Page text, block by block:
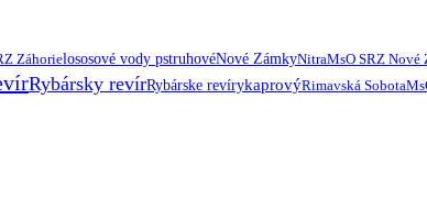
Záhorielososové vody pstruhovéNové ZámkyNitraMsO SRZ Nové
Rybársky revírRybárske revírykaprovýRimavská Sobota